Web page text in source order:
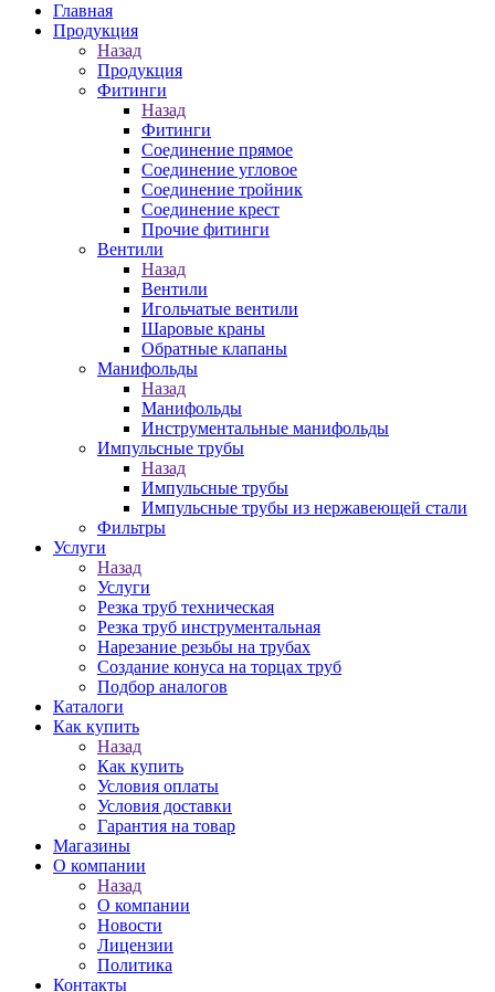
Главная
Продукция
Назад
Продукция
Фитинги
Назад
Фитинги
Соединение прямое
Соединение угловое
Соединение тройник
Соединение крест
Прочие фитинги
Вентили
Назад
Вентили
Игольчатые вентили
Шаровые краны
Обратные клапаны
Манифольды
Назад
Манифольды
Инструментальные манифольды
Импульсные трубы
Назад
Импульсные трубы
Импульсные трубы из нержавеющей стали
Фильтры
Услуги
Назад
Услуги
Резка труб техническая
Резка труб инструментальная
Нарезание резьбы на трубах
Создание конуса на торцах труб
Подбор аналогов
Каталоги
Как купить
Назад
Как купить
Условия оплаты
Условия доставки
Гарантия на товар
Магазины
О компании
Назад
О компании
Новости
Лицензии
Политика
Контакты